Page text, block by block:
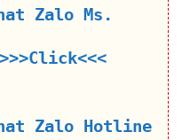
Zalo Ms.
>>>Click<<<
Zalo Hotline